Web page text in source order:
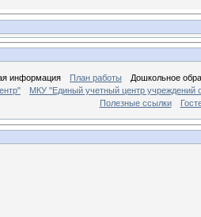
информация План работы
Дошкольное
МКУ "Единый учетный центр учреждений
Полезные ссылки